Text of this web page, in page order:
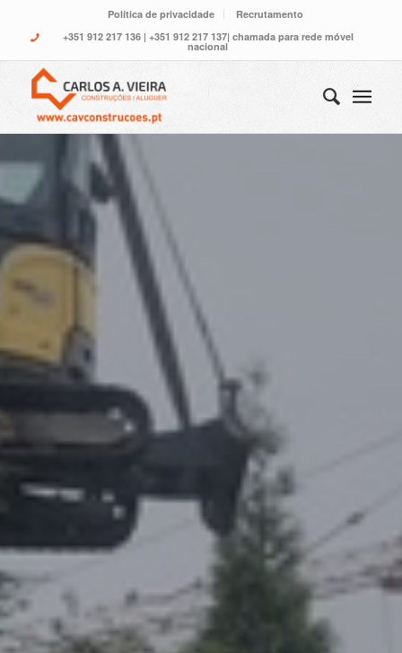
Política de privacidade
Recrutamento
+351 912 217 136| +351 912 217 137| chamada para rede móvel
nacional